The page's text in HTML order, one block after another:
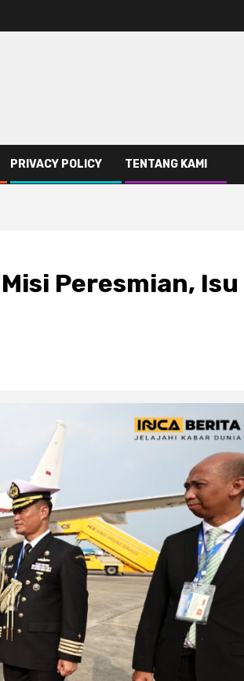
PRIVACY POLICY TENTANG KAMI
Peresmian, Isu